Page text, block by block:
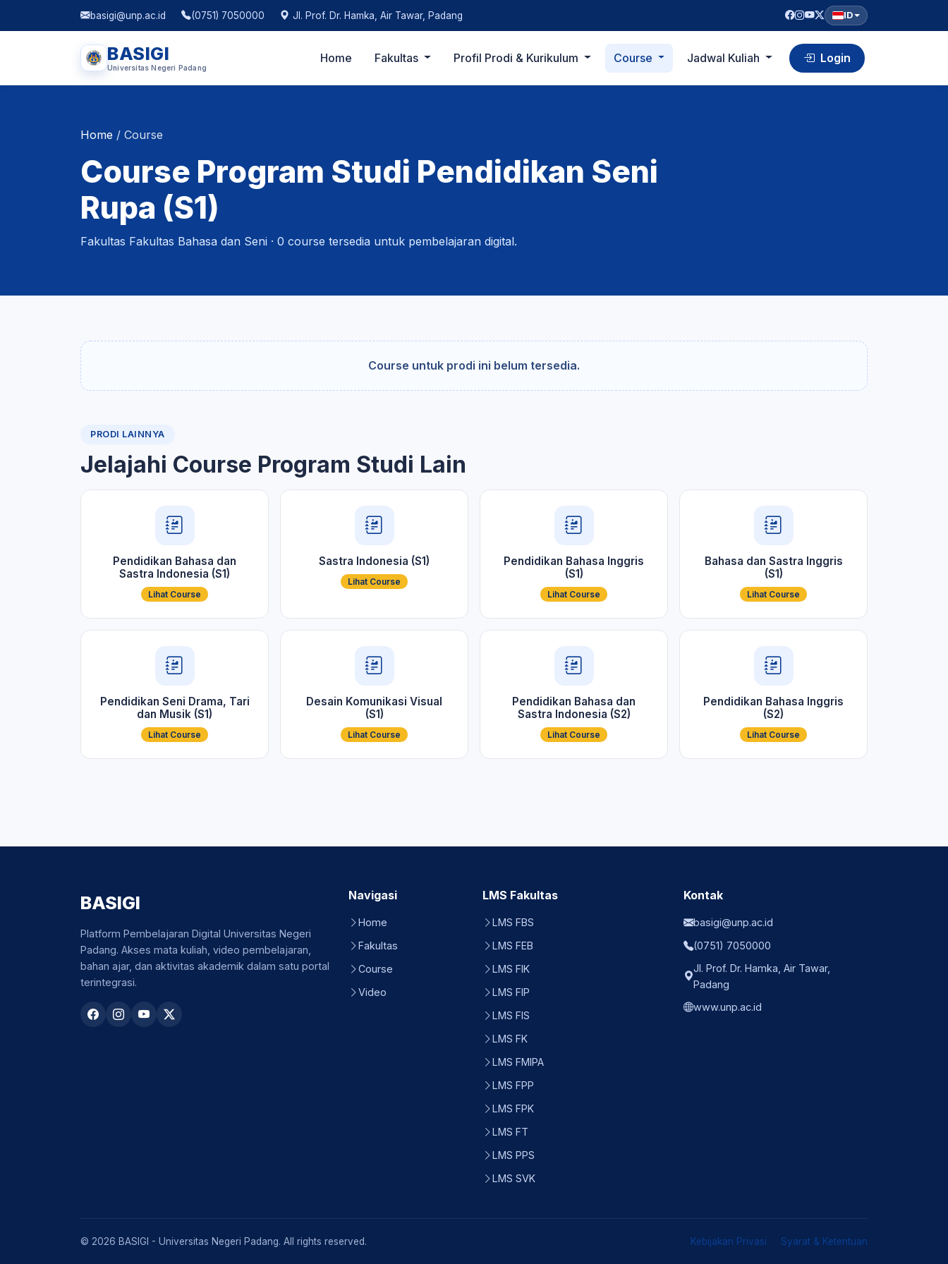
basigi@unp.ac.id (0751) 7050000 Jl. Prof. Dr. Hamka, Air Tawar, Padang ID
BASIGI
Universitas Negeri Padang
Home Fakultas Profil Prodi & Kurikulum Course Jadwal Kuliah Login
Home / Course
Course Program Studi Pendidikan Seni
Rupa (S1)
Fakultas Fakultas Bahasa dan Seni · 0 course tersedia untuk pembelajaran digital.
Course untuk prodi ini belum tersedia.
PRODI LAINNYA
Jelajahi Course Program Studi Lain
Pendidikan Bahasa dan
Sastra Indonesia (S1)
Lihat Course
Sastra Indonesia (S1)
Lihat Course
Pendidikan Bahasa Inggris
(S1)
Lihat Course
Bahasa dan Sastra Inggris
(S1)
Lihat Course
Pendidikan Seni Drama, Tari
dan Musik (S1)
Lihat Course
Desain Komunikasi Visual
(S1)
Lihat Course
Pendidikan Bahasa dan
Sastra Indonesia (S2)
Lihat Course
Pendidikan Bahasa Inggris
(S2)
Lihat Course
BASIGI
Platform Pembelajaran Digital Universitas Negeri
Padang. Akses mata kuliah, video pembelajaran,
bahan ajar, dan aktivitas akademik dalam satu portal
terintegrasi.
Navigasi
Home
Fakultas
Course
Video
LMS Fakultas
LMS FBS
LMS FEB
LMS FIK
LMS FIP
LMS FIS
LMS FK
LMS FMIPA
LMS FPP
LMS FPK
LMS FT
LMS PPS
LMS SVK
Kontak
basigi@unp.ac.id
(0751) 7050000
Jl. Prof. Dr. Hamka, Air Tawar,
Padang
www.unp.ac.id
© 2026 BASIGI - Universitas Negeri Padang. All rights reserved. Kebijakan Privasi Syarat & Ketentuan